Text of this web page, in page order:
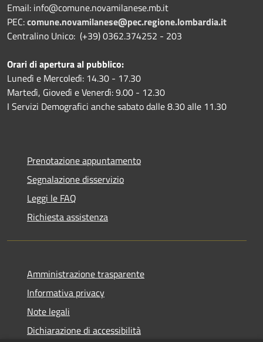
Email: info@comune.novamilanese.mb.it
PEC:comune.novamilanese@pec.regione.lombardia.it
Centralino Unico: (+39) 0362.374252 - 203
Orari di apertura al pubblico:
Lunedì e Mercoledì: 14.30 - 17.30
Martedì, Giovedì e Venerdì: 9.00 - 12.30
I Servizi Demografici anche sabato dalle 8.30 alle 11.30
Prenotazione appuntamento
Segnalazione disservizio
Leggi le FAQ
Richiesta assistenza
Amministrazione trasparente
Informativa privacy
Note legali
Dichiarazione di accessibilità